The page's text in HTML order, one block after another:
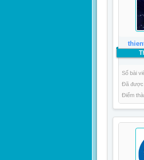
Số bài
Đã được
Điểm